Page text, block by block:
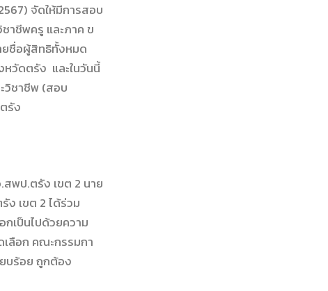
จัดให้มีการสอบ
าชีพครู และภาค ข
ยชื่อผู้สิทธิทั้งหมด
หวัดตรัง และในวันนี้
วิชาชีพ (สอบ
รัง
พป.ตรัง เขต 2 นาย
เขต 2 ได้ร่วม
กเป็นไปด้วยความ
ลือก คณะกรรมกา
บร้อย ถูกต้อง